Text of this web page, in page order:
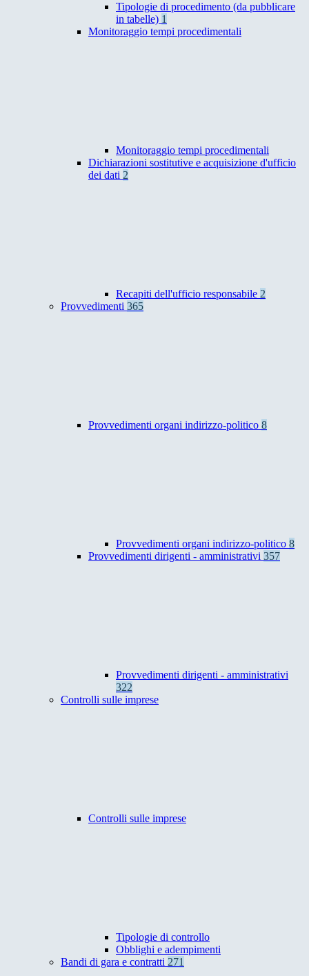
Tipologie di procedimento (da pubblicare
in tabelle) 1
Monitoraggio tempi procedimentali
Monitoraggio tempi procedimentali
Dichiarazioni sostitutive e acquisizione d'ufficio
dei dati 2
Recapiti dell'ufficio responsabile 2
Provvedimenti 365
Provvedimenti organi indirizzo-politico 8
Provvedimenti organi indirizzo-politico 8
Provvedimenti dirigenti - amministrativi 357
Provvedimenti dirigenti - amministrativi
322
Controlli sulle imprese
Controlli sulle imprese
Tipologie di controllo
Obblighi e adempimenti
Bandi di gara e contratti 271